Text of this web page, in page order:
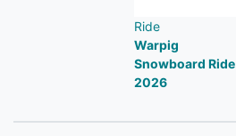
Ride
Warpig
Snowboard Ride
2026